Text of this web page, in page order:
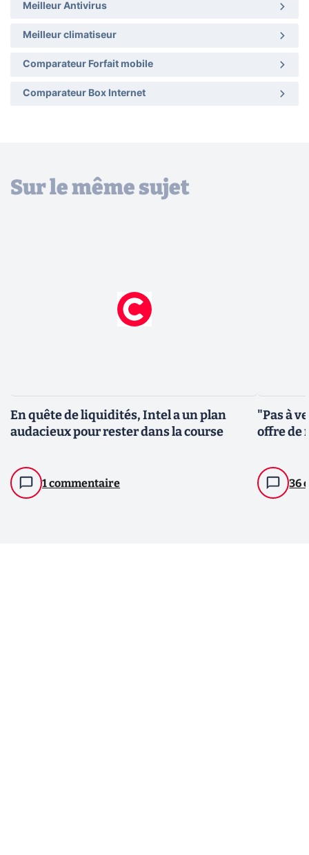
Meilleur Antivirus
Meilleur climatiseur
Comparateur Forfait mobile
Comparateur Box Internet
Sur le même sujet
En quête de liquidités, Intel a un plan
audacieux pour rester dans la course
1 commentaire
"Pas à
offre de
36